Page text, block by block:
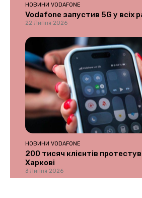
НОВИНИ VODAFONE
Vodafone запустив 5G у всіх
22 Липня 2026
НОВИНИ VODAFONE
200 тисяч клієнтів
Харкові
3 Липня 2026